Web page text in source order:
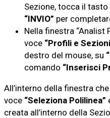
Sezione, tocca il
“INVIO” per
Nella finestra “Analist
voce “Profili e
destro del mouse, su
comando “Inserisci
All’interno della finestra
voce “Seleziona Polilinea”
creata all’interno della